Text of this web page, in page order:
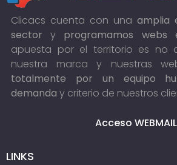
Clicacs cuenta con una amplia
sector y programamos webs
apuesta por el territorio es no
nuestra marca y nuestras
totalmente por un equipo
demanda y criterio de nuestros
Acceso WEBMAIL
LINKS